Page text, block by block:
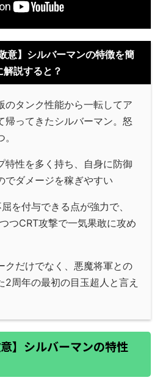
意】シルバーマンの特徴を簡
解説すると？
のタンク性能から一転してア
帰ってきたシルバーマン。怒
特性を多く持ち、自身に防御
でダメージを稼ぎやすい
を付与できる点が強力で、
つCRT攻撃で一気果敢に攻め
クだけでなく、悪魔将軍との
2周年の最初の目玉超人と言え
】シルバーマンの特性